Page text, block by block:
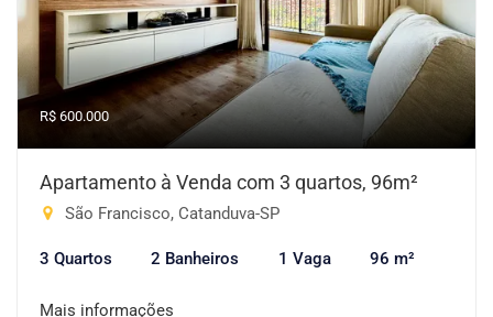
R$ 600.000
Apartamento à Venda com 3 quartos, 96m²
São Francisco, Catanduva-SP
3 Quartos 2 Banheiros 1 Vaga 96 m²
Mais informações